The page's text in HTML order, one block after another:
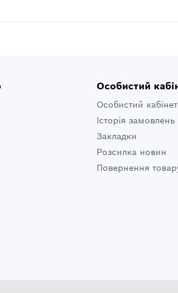
Особистий
Особистий кабінет
Історія замовлень
Закладки
Розсилка новин
Повернення